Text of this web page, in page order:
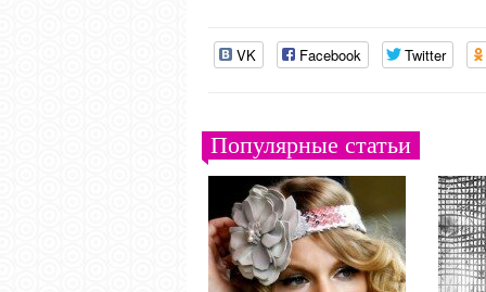
VK Facebook Twitter
Популярные статьи